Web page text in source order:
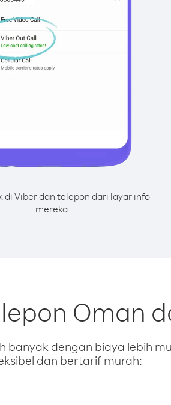
di Viber dan telepon dari layar info
mereka
Oman
dengan biaya lebih
dan bertarif murah: